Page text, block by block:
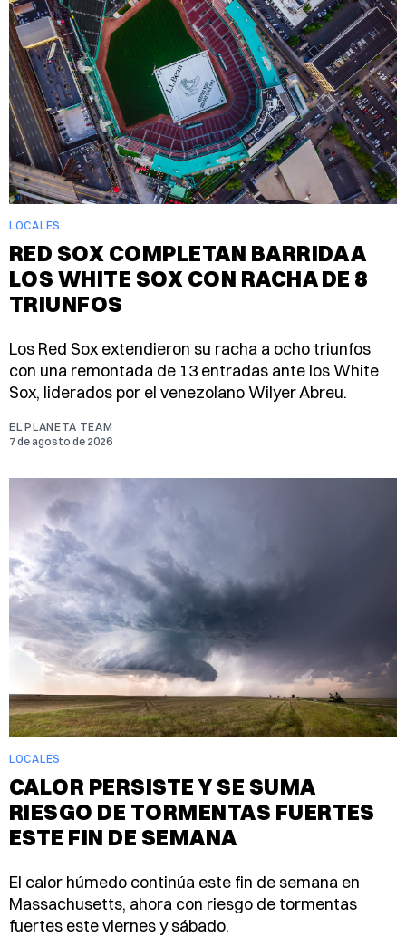
LOCALES
RED SOX COMPLETAN BARRIDA A
LOS WHITE SOX CON RACHA DE 8
TRIUNFOS
Los Red Sox extendieron su racha a ocho triunfos
con una remontada de 13 entradas ante los White
Sox, liderados por el venezolano Wilyer Abreu.
EL PLANETA TEAM
7 de agosto de 2026
LOCALES
CALOR PERSISTE Y SE SUMA
RIESGO DE TORMENTAS FUERTES
ESTE FIN DE SEMANA
El calor húmedo continúa este fin de semana en
Massachusetts, ahora con riesgo de tormentas
fuertes este viernes y sábado.